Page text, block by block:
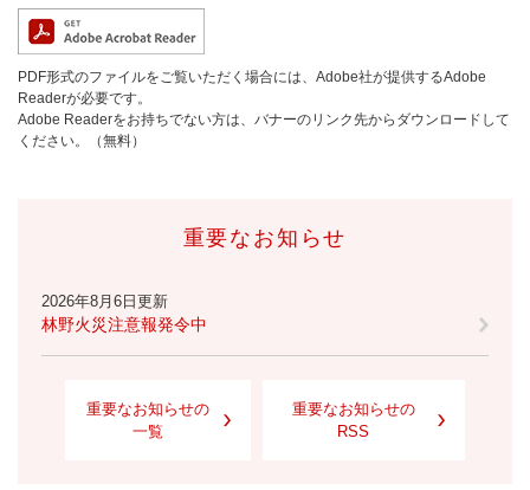
PDF形式のファイルをご覧いただく場合には、Adobe社が提供するAdobe
Readerが必要です。
Adobe Readerをお持ちでない方は、バナーのリンク先からダウンロードして
ください。（無料）
重要なお知らせ
2026年8月6日更新
林野火災注意報発令中
重要なお知らせの
一覧
重要なお知らせの
RSS